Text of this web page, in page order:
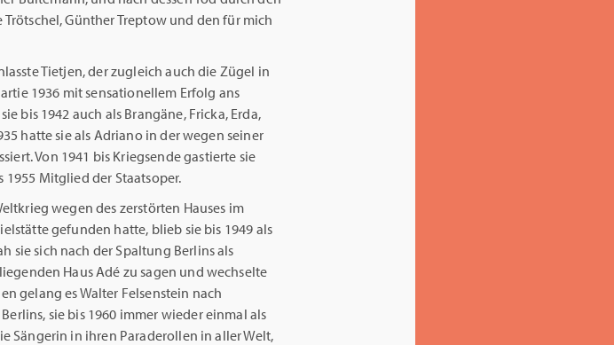
Günther Treptow und den für mich
Tietjen, der zugleich auch die Zügel in
1936 mit sensationellem Erfolg ans
bis 1942 auch als Brangäne, Fricka, Erda,
hatte sie als Adriano in der wegen seiner
Von 1941 bis Kriegsende gastierte sie
Mitglied der Staatsoper.
wegen des zerstörten Hauses im
gefunden hatte, blieb sie bis 1949 als
sie sich nach der Spaltung Berlins als
Haus Adé zu sagen und wechselte
gelang es Walter Felsenstein nach
sie bis 1960 immer wieder einmal als
Sängerin in ihren Paraderollen in aller Welt,